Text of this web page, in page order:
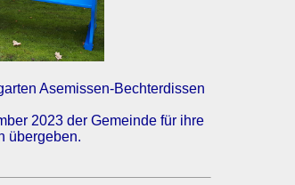
Asemissen-Bechterdissen
2023 der Gemeinde für ihre
übergeben.